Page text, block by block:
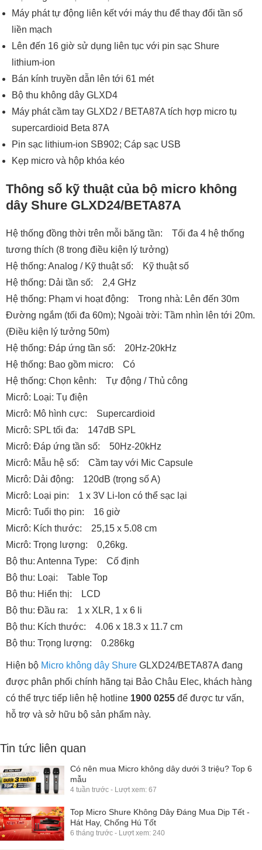
Máy phát tự động liên kết với máy thu để thay đổi tần số
liền mạch
Lên đến 16 giờ sử dụng liên tục với pin sạc Shure
lithium-ion
Bán kính truyền dẫn lên tới 61 mét
Bộ thu không dây GLXD4
Máy phát cầm tay GLXD2 / BETA87A tích hợp micro tụ
supercardioid Beta 87A
Pin sạc lithium-ion SB902; Cáp sạc USB
Kẹp micro và hộp khóa kéo
Thông số kỹ thuật của bộ micro không
dây Shure GLXD24/BETA87A
Hệ thống đồng thời trên mỗi băng tần: Tối đa 4 hệ thống
tương thích (8 trong điều kiện lý tưởng)
Hệ thống: Analog / Kỹ thuật số: Kỹ thuật số
Hệ thống: Dải tần số: 2,4 GHz
Hệ thống: Phạm vi hoạt động: Trong nhà: Lên đến 30m
Đường ngắm (tối đa 60m); Ngoài trời: Tầm nhìn lên tới 20m.
(Điều kiện lý tưởng 50m)
Hệ thống: Đáp ứng tần số: 20Hz-20kHz
Hệ thống: Bao gồm micro: Có
Hệ thống: Chọn kênh: Tự động / Thủ công
Micrô: Loại: Tụ điện
Micrô: Mô hình cực: Supercardioid
Micrô: SPL tối đa: 147dB SPL
Micrô: Đáp ứng tần số: 50Hz-20kHz
Micrô: Mẫu hệ số: Cầm tay với Mic Capsule
Micrô: Dải động: 120dB (trọng số A)
Micrô: Loại pin: 1 x 3V Li-Ion có thể sạc lại
Micrô: Tuổi thọ pin: 16 giờ
Micrô: Kích thước: 25,15 x 5.08 cm
Micrô: Trọng lượng: 0,26kg.
Bộ thu: Antenna Type: Cố định
Bộ thu: Loại: Table Top
Bộ thu: Hiển thị: LCD
Bộ thu: Đầu ra: 1 x XLR, 1 x 6 li
Bộ thu: Kích thước: 4.06 x 18.3 x 11.7 cm
Bộ thu: Trọng lượng: 0.286kg
Hiện bộ Micro không dây Shure GLXD24/BETA87A đang
được phân phối chính hãng tại Bảo Châu Elec, khách hàng
có thể trực tiếp liên hệ hotline 1900 0255 để được tư vấn,
hỗ trợ và sở hữu bộ sản phẩm này.
Tin tức liên quan
Có nên mua Micro không dây dưới 3 triệu? Top 6
mẫu
4 tuần trước - Lượt xem: 67
Top Micro Shure Không Dây Đáng Mua Dịp Tết -
Hát Hay, Chống Hú Tốt
6 tháng trước - Lượt xem: 240